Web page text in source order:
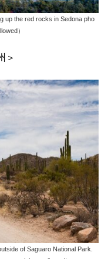
up the red rocks in Sedona pho
）
＞
of Saguaro National Park.